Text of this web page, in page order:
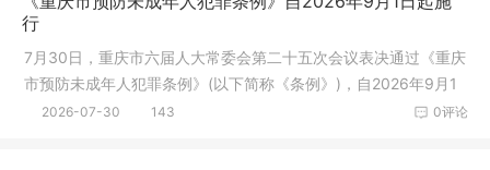
行
7月30日，重庆市六届人大常委会第二十五次会议表决通过《重庆
市预防未成年人犯罪条例》(以下简称《条例》)，自2026年9月1
日起施
0评论
2026-07-30 143